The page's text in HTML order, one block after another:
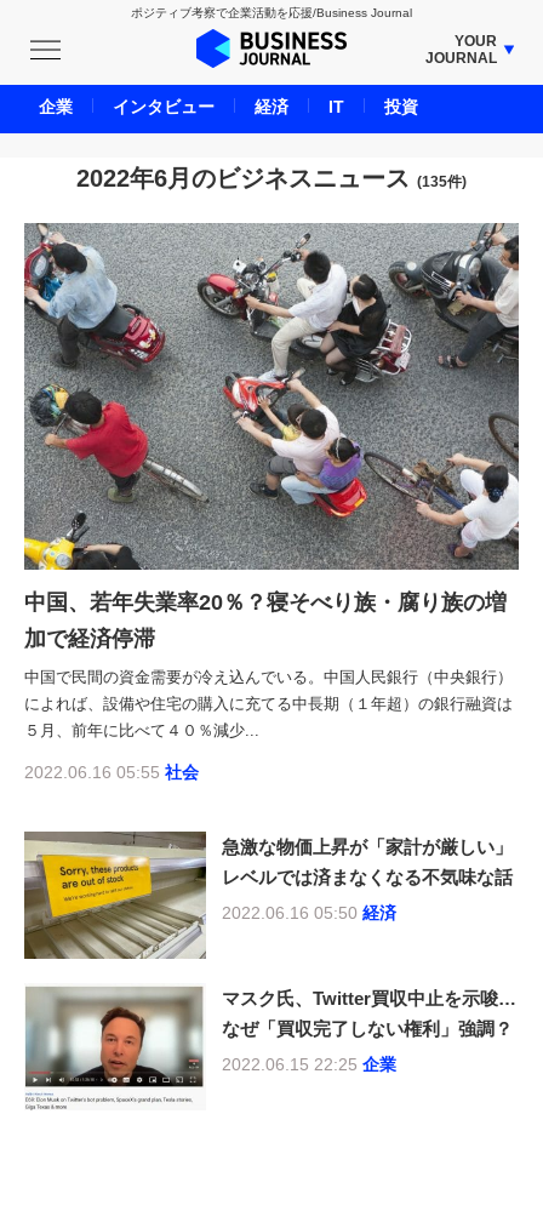
ポジティブ考察で企業活動を応援/Business Journal
YOUR
JOURNAL
BUSINESS JOURNAL
UNICORN JOURNAL
CARBON CREDITS JOURNAL
ENERGY MANAGEMENT JOURNAL
INBOUND JOURNAL
LIFE ENDING JOURNAL
AI JOURNAL
REAL ESTATE BROKERAGE JOURNAL
SMART MARKETING JOURNAL
BPaaS JOURNAL
ADOPTABLE DOG JOURNAL
2022年6月のビジネスニュース (135件)
中国、若年失業率20％？寝そべり族・腐り族の増
加で経済停滞
中国で民間の資金需要が冷え込んでいる。中国人民銀行（中央銀行）
によれば、設備や住宅の購入に充てる中長期（１年超）の銀行融資は
５月、前年に比べて４０％減少...
2022.06.16 05:55 社会
急激な物価上昇が「家計が厳しい」
レベルでは済まなくなる不気味な話
2022.06.16 05:50 経済
マスク氏、Twitter買収中止を示唆…
なぜ「買収完了しない権利」強調？
2022.06.15 22:25 企業
企業 インタビュー 経済 IT 投資